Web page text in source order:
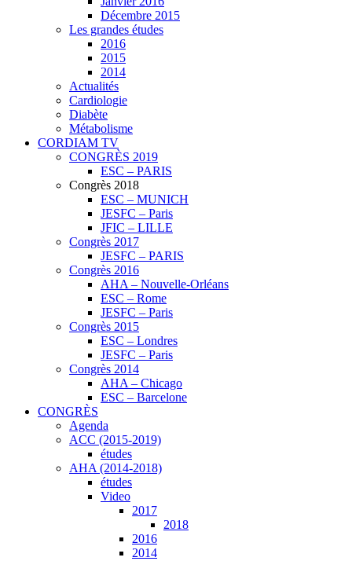
Décembre 2015
Les grandes études
2016
2015
2014
Actualités
Cardiologie
Diabète
Métabolisme
CORDIAM TV
CONGRÈS 2019
ESC – PARIS
Congrès 2018
ESC – MUNICH
JESFC – Paris
JFIC – LILLE
Congrès 2017
JESFC – PARIS
Congrès 2016
AHA – Nouvelle-Orléans
ESC – Rome
JESFC – Paris
Congrès 2015
ESC – Londres
JESFC – Paris
Congrès 2014
AHA – Chicago
ESC – Barcelone
CONGRÈS
Agenda
ACC (2015-2019)
études
AHA (2014-2018)
études
Video
2017
2018
2016
2014